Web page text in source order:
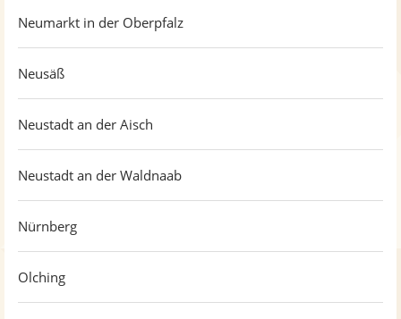
Neumarkt in der Oberpfalz
Neusäß
Neustadt an der Aisch
Neustadt an der Waldnaab
Nürnberg
Olching